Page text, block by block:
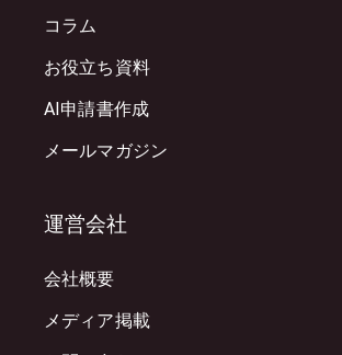
コラム
お役立ち資料
AI申請書作成
メールマガジン
運営会社
会社概要
メディア掲載